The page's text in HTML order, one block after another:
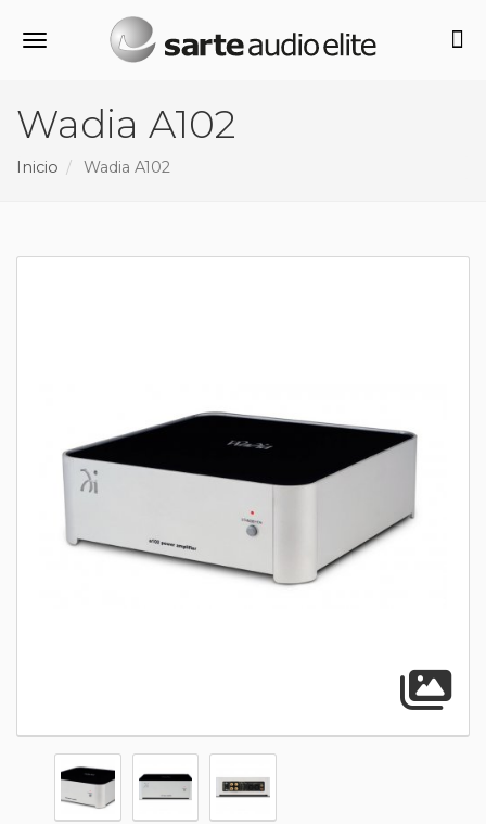
Alternar navegación
Wadia A102
Inicio Wadia A102